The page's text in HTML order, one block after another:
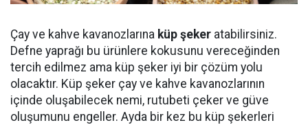
Çay ve kahve kavanozlarına küp şeker atabilirsiniz.
Defne yaprağı bu ürünlere kokusunu vereceğinden
tercih edilmez ama küp şeker iyi bir çözüm yolu
olacaktır. Küp şeker çay ve kahve kavanozlarının
içinde oluşabilecek nemi, rutubeti çeker ve güve
oluşumunu engeller. Ayda bir kez bu küp şekerleri